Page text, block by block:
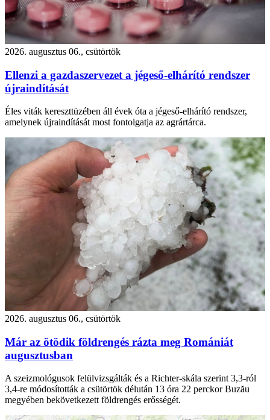
2026. augusztus 06., csütörtök
Ellenzi a gazdaszervezet a jégeső-elhárító rendszer
újraindítását
Éles viták kereszttüzében áll évek óta a jégeső-elhárító rendszer,
amelynek újraindítását most fontolgatja az agrártárca.
2026. augusztus 06., csütörtök
Már az ötödik földrengés rázta meg Romániát
augusztusban
A szeizmológusok felülvizsgálták és a Richter-skála szerint 3,3-ról
3,4-re módosították a csütörtök délután 13 óra 22 perckor Buzău
megyében bekövetkezett földrengés erősségét.